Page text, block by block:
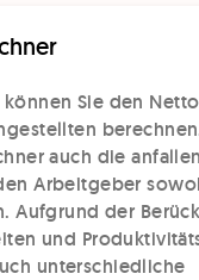
Sie den
auch die
Arbeitgeber
Aufgrund der
und
unterschiedliche